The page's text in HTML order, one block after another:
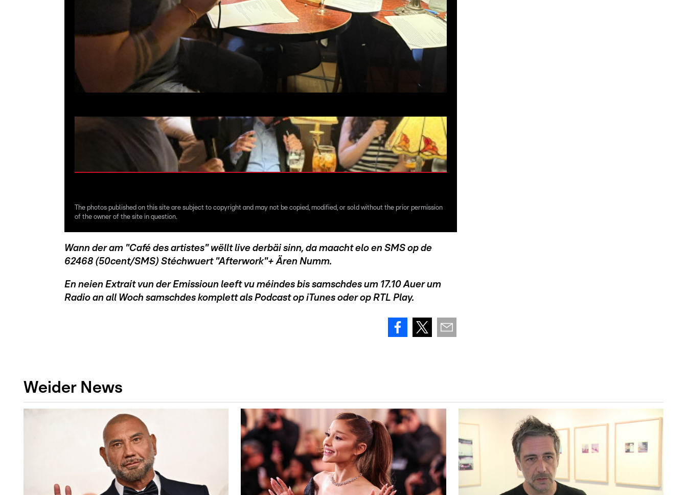
The photos published on this site are subject to copyright and may not be copied, modified, or sold without the prior permission
of the owner of the site in question.
Wann der am "Café des artistes" wëllt live derbäi sinn, da maacht elo en SMS op de
62468 (50cent/SMS) Stéchwuert "Afterwork"+ Ären Numm.
En neien Extrait vun der Emissioun leeft vu méindes bis samschdes um 17.10 Auer um
Radio an all Woch samschdes komplett als Podcast op iTunes oder op RTL Play.
Weider News